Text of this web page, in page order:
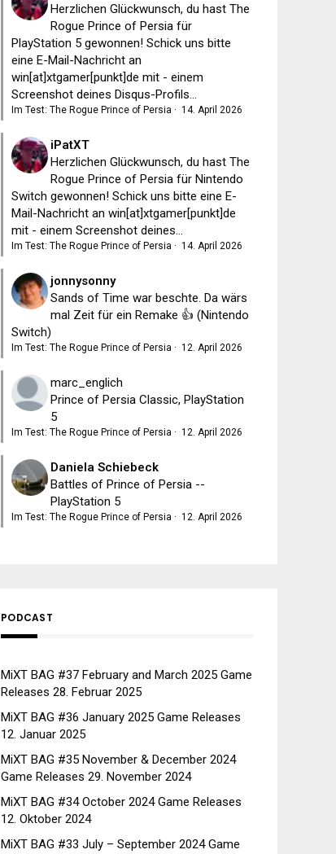
Herzlichen Glückwunsch, du hast The
Rogue Prince of Persia für
PlayStation 5 gewonnen! Schick uns bitte
eine E-Mail-Nachricht an
win[at]xtgamer[punkt]de mit - einem
Screenshot deines Disqus-Profils...
Im Test: The Rogue Prince of Persia · 14. April 2026
iPatXT
Herzlichen Glückwunsch, du hast The
Rogue Prince of Persia für Nintendo
Switch gewonnen! Schick uns bitte eine E-
Mail-Nachricht an win[at]xtgamer[punkt]de
mit - einem Screenshot deines...
Im Test: The Rogue Prince of Persia · 14. April 2026
jonnysonny
Sands of Time war beschte. Da wärs
mal Zeit für ein Remake 👍 (Nintendo
Switch)
Im Test: The Rogue Prince of Persia · 12. April 2026
marc_englich
Prince of Persia Classic, PlayStation
5
Im Test: The Rogue Prince of Persia · 12. April 2026
Daniela Schiebeck
Battles of Prince of Persia --
PlayStation 5
Im Test: The Rogue Prince of Persia · 12. April 2026
PODCAST
MiXT BAG #37 February and March 2025 Game
Releases 28. Februar 2025
MiXT BAG #36 January 2025 Game Releases
12. Januar 2025
MiXT BAG #35 November & December 2024
Game Releases 29. November 2024
MiXT BAG #34 October 2024 Game Releases
12. Oktober 2024
MiXT BAG #33 July – September 2024 Game